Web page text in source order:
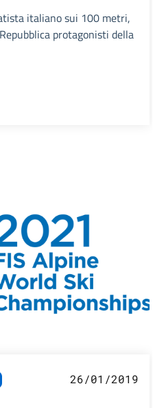
italiano sui 100 metri,
protagonisti della
26/01/2019